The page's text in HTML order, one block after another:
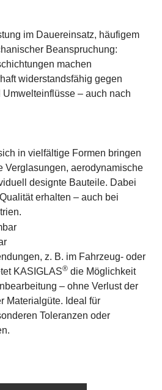
im Dauereinsatz, häufigem
Beanspruchung:
machen
widerstandsfähig gegen
Umwelteinflüsse – auch nach
in vielfältige Formen bringen
Verglasungen, aerodynamische
designte Bauteile. Dabei
erhalten – auch bei
z. B. im Fahrzeug- oder
KASIGLAS® die Möglichkeit
– ohne Verlust der
Materialgüte. Ideal für
Toleranzen oder